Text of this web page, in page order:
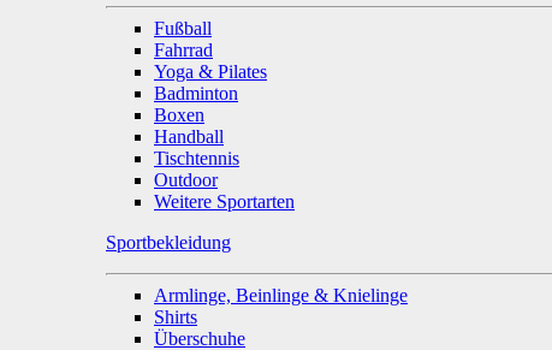
Fußball
Fahrrad
Yoga & Pilates
Badminton
Boxen
Handball
Tischtennis
Outdoor
Weitere Sportarten
Sportbekleidung
Armlinge, Beinlinge & Knielinge
Shirts
Überschuhe